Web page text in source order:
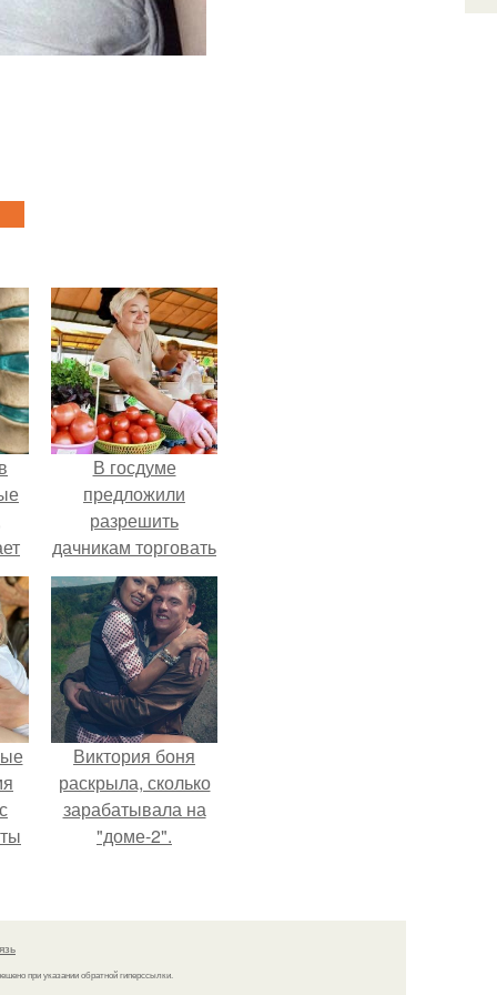
В госдуме
предложили
разрешить
дачникам торговать
своей
сельхозпродукцией
в людных местах.
Виктория боня
раскрыла, сколько
зарабатывала на
"доме-2".
при указании обратной гиперссылки.